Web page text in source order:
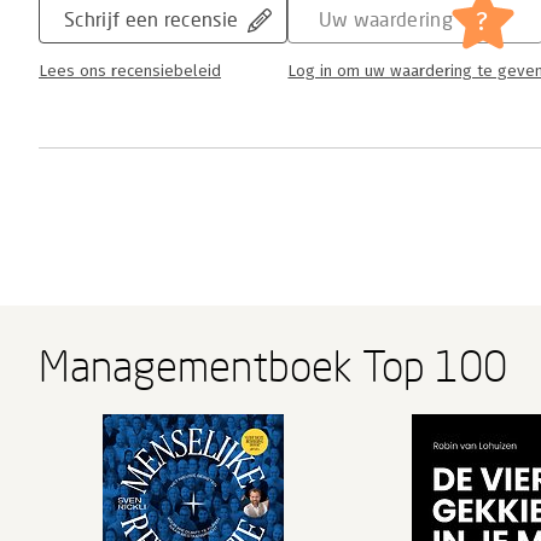
Schrijf een recensie
Lees ons recensiebeleid
Uw waardering ?
Log in om uw waardering te
Managementboek Top 100